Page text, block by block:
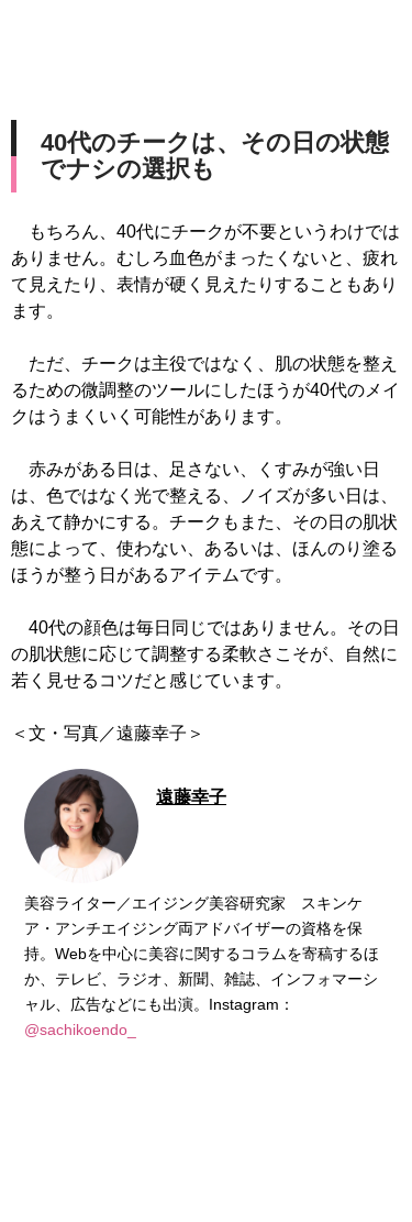
40代のチークは、その日の状態
でナシの選択も
もちろん、40代にチークが不要というわけでは
ありません。むしろ血色がまったくないと、疲れ
て見えたり、表情が硬く見えたりすることもあり
ます。
ただ、チークは主役ではなく、肌の状態を整え
るための微調整のツールにしたほうが40代のメイ
クはうまくいく可能性があります。
赤みがある日は、足さない、くすみが強い日
は、色ではなく光で整える、ノイズが多い日は、
あえて静かにする。チークもまた、その日の肌状
態によって、使わない、あるいは、ほんのり塗る
ほうが整う日があるアイテムです。
40代の顔色は毎日同じではありません。その日
の肌状態に応じて調整する柔軟さこそが、自然に
若く見せるコツだと感じています。
＜文・写真／遠藤幸子＞
遠藤幸子
美容ライター／エイジング美容研究家 スキンケ
ア・アンチエイジング両アドバイザーの資格を保
持。Webを中心に美容に関するコラムを寄稿するほ
か、テレビ、ラジオ、新聞、雑誌、インフォマーシ
ャル、広告などにも出演。Instagram：
@sachikoendo_